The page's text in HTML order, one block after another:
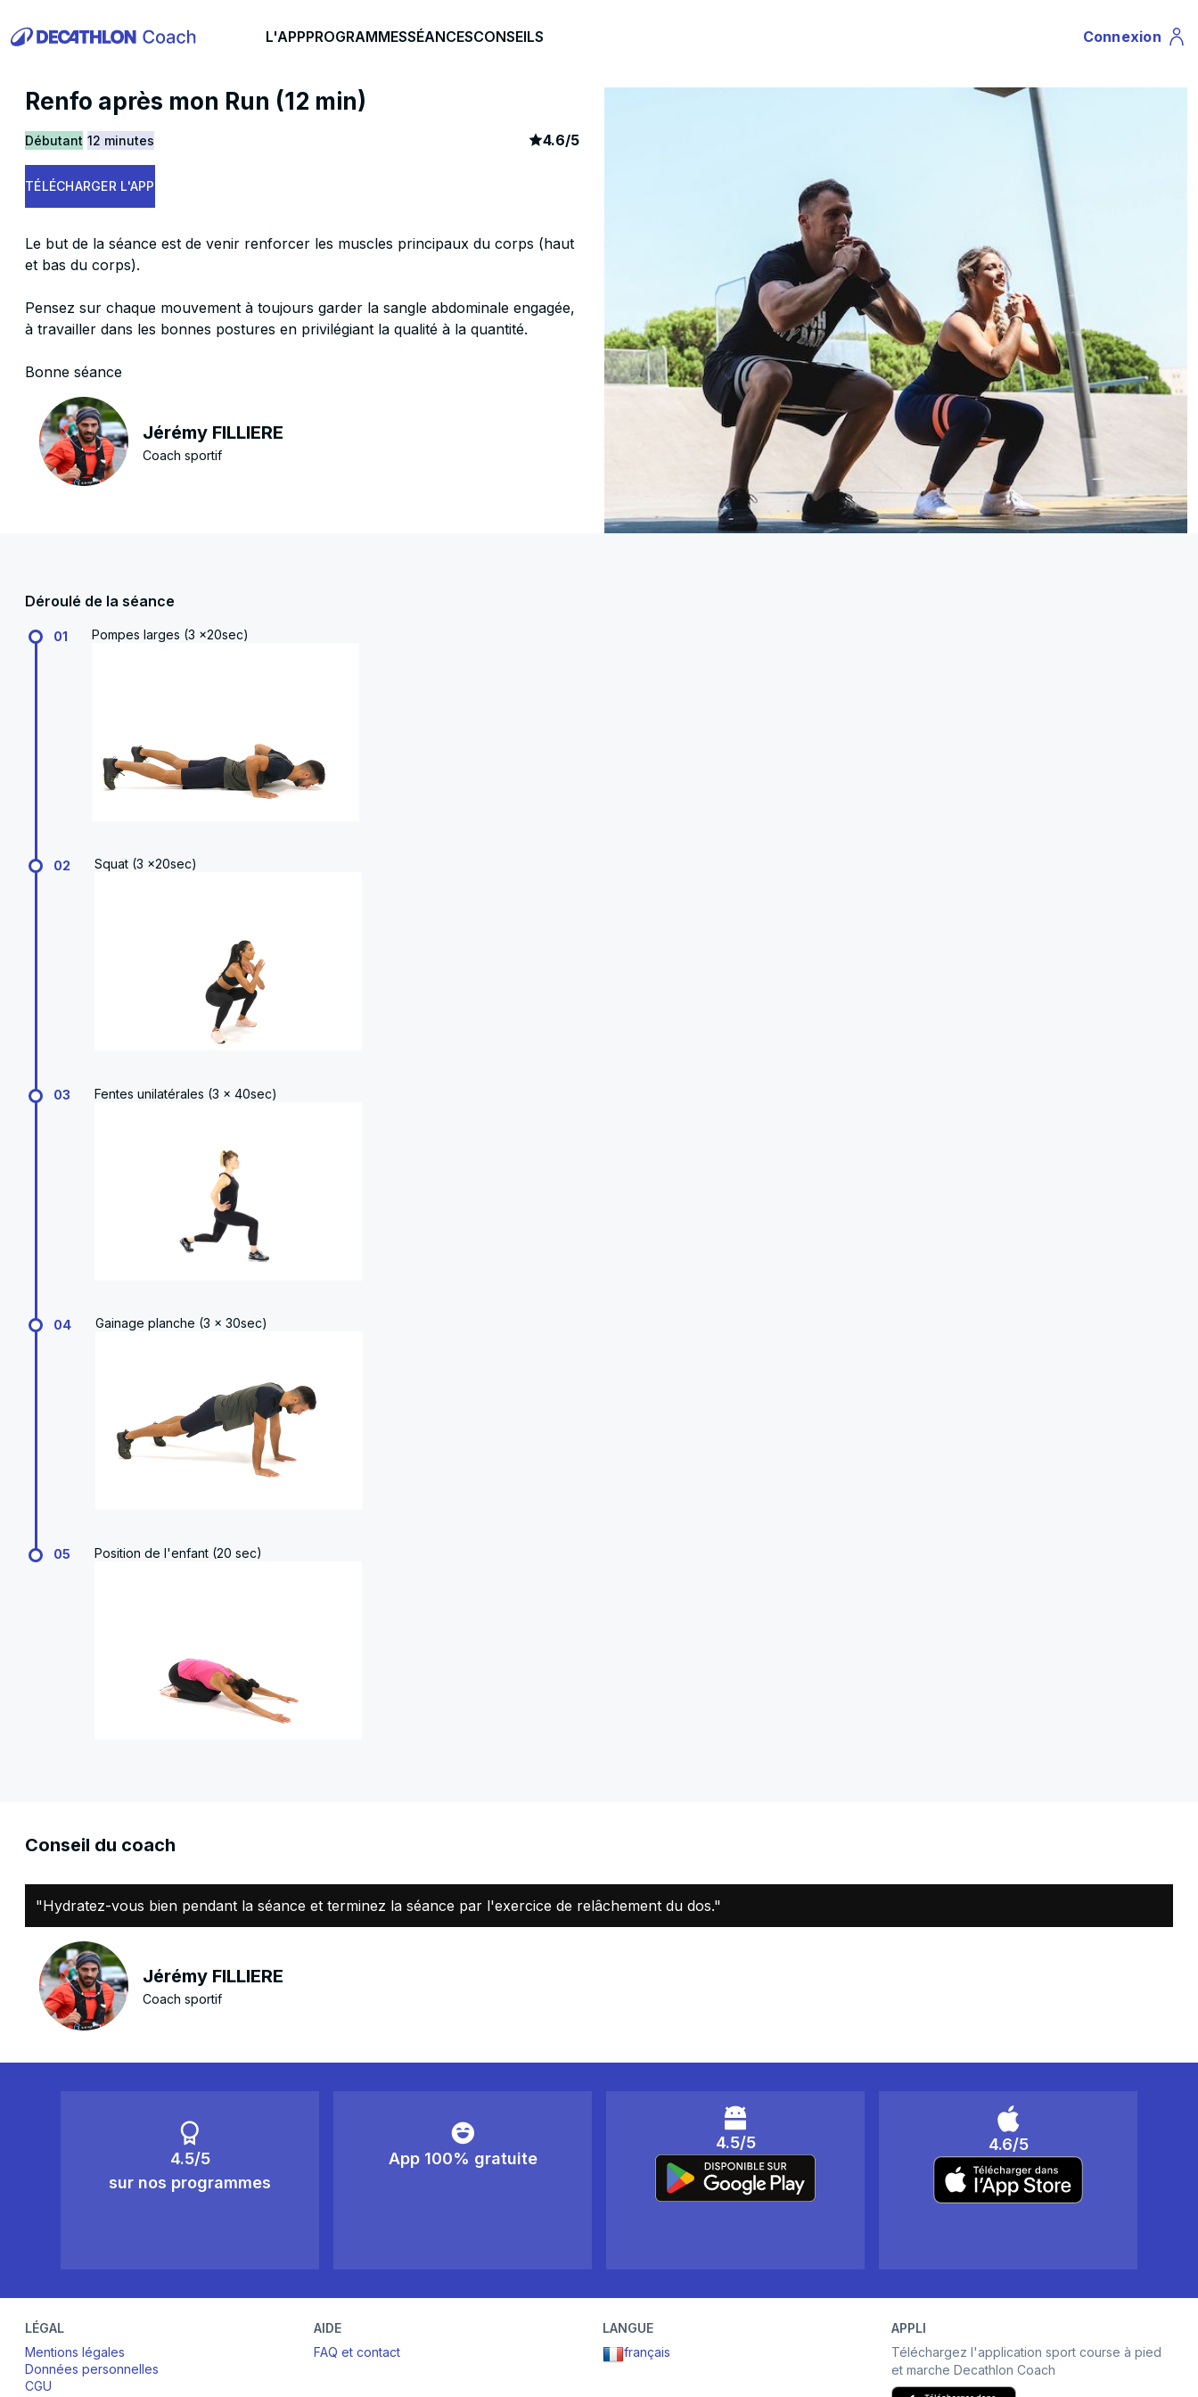
L'APPPROGRAMMESSÉANCESCONSEILS Profile
Connexion
Renfo après mon Run (12 min)
Débutant 12 minutes article rating
4.6/5803
TÉLÉCHARGER L'APP
Le but de la séance est de venir renforcer les muscles principaux du corps (haut
et bas du corps).
Pensez sur chaque mouvement à toujours garder la sangle abdominale engagée,
à travailler dans les bonnes postures en privilégiant la qualité à la quantité.
Bonne séance
Jérémy FILLIERE
Coach sportif
Déroulé de la séance
01 Pompes larges (3 x20sec)
02 Squat (3 x20sec)
03 Fentes unilatérales (3 x 40sec)
04 Gainage planche (3 x 30sec)
05 Position de l'enfant (20 sec)
Conseil du coach
"Hydratez-vous bien pendant la séance et terminez la séance par l'exercice de relâchement du dos."
Jérémy FILLIERE
Coach sportif
4.5/5
sur nos programmes
App 100% gratuite
4.5/5 4.6/5
LÉGAL
Mentions légales
Données personnelles
CGU
AIDE
FAQ et contact
LANGUE
français
APPLI
Téléchargez l'application sport course à pied
et marche Decathlon Coach